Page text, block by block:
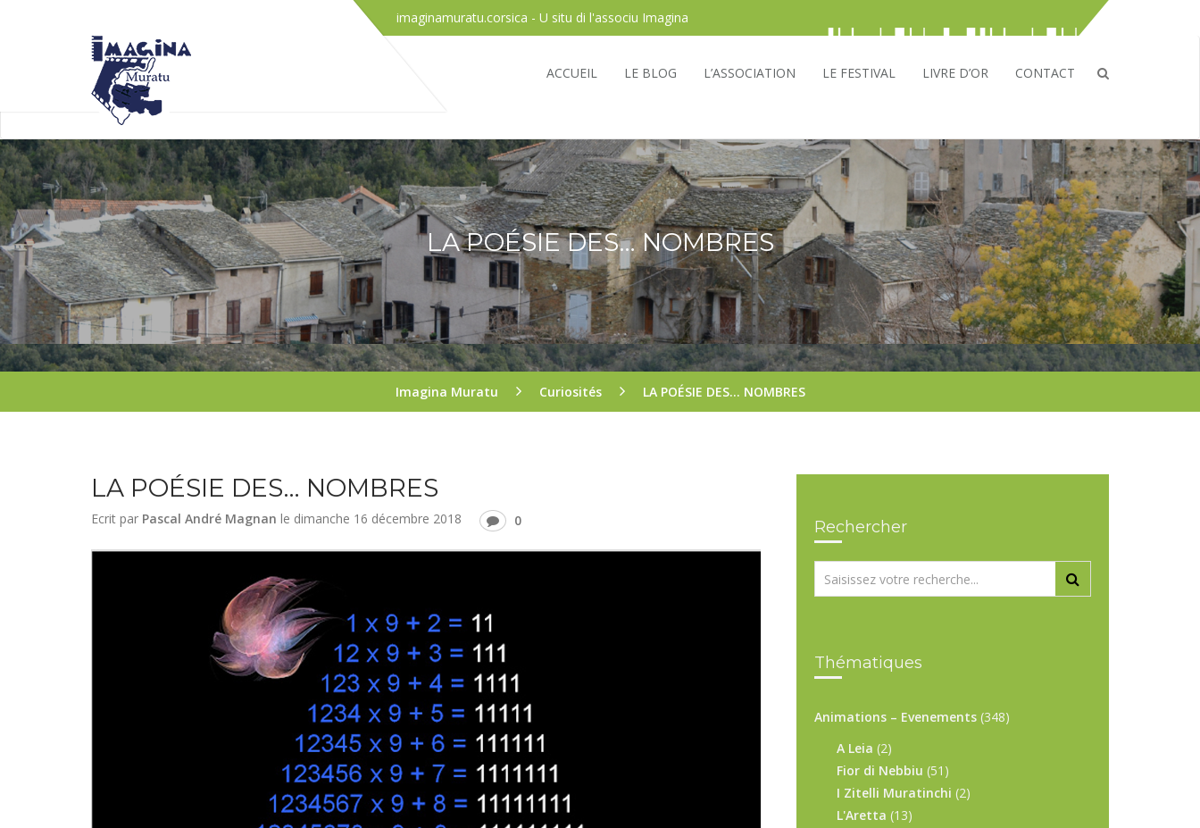
imaginamuratu.corsica - U situ di l'associu Imagina
ACCUEIL LE BLOG L’ASSOCIATION LE FESTIVAL LIVRE D’OR CONTACT
LA POÉSIE DES… NOMBRES
Imagina Muratu Curiosités LA POÉSIE DES… NOMBRES
LA POÉSIE DES… NOMBRES
Ecrit par Pascal André Magnan le dimanche 16 décembre 2018 0 Rechercher
Thématiques
Animations – Evenements (348)
A Leia (2)
Fior di Nebbiu (51)
I Zitelli Muratinchi (2)
L'Aretta (13)